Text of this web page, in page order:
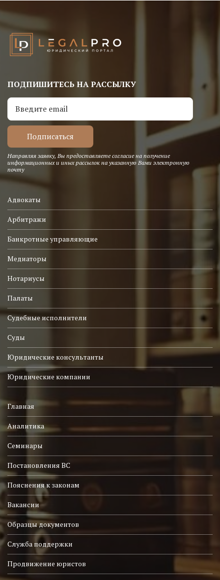
ПОДПИШИТЕСЬ НА РАССЫЛКУ
Направляя заявку, Вы предоставляете согласие на получение
информационных и иных рассылок на указанную Вами электронную
почту
Адвокаты
Арбитражи
Банкротные управляющие
Медиаторы
Нотариусы
Палаты
Судебные исполнители
Суды
Юридические консультанты
Юридические компании
Главная
Аналитика
Семинары
Постановления ВС
Пояснения к законам
Вакансии
Образцы документов
Служба поддержки
Продвижение юристов